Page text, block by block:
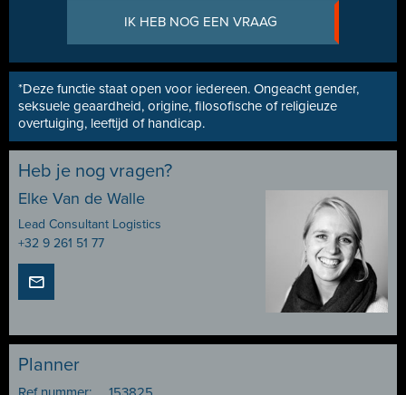
IK HEB NOG EEN VRAAG
*Deze functie staat open voor iedereen. Ongeacht gender,
seksuele geaardheid, origine, filosofische of religieuze
overtuiging, leeftijd of handicap.
Heb je nog vragen?
Elke Van de Walle
Lead Consultant Logistics
+32 9 261 51 77
Planner